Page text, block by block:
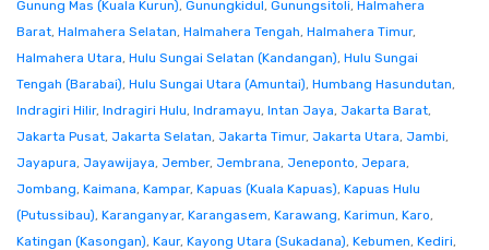
Gunung Mas (Kuala Kurun), Gunungkidul, Gunungsitoli, Halmahera
Barat, Halmahera Selatan, Halmahera Tengah, Halmahera Timur,
Halmahera Utara, Hulu Sungai Selatan (Kandangan), Hulu Sungai
Tengah (Barabai), Hulu Sungai Utara (Amuntai), Humbang Hasundutan,
Indragiri Hilir, Indragiri Hulu, Indramayu, Intan Jaya, Jakarta Barat,
Jakarta Pusat, Jakarta Selatan, Jakarta Timur, Jakarta Utara, Jambi,
Jayapura, Jayawijaya, Jember, Jembrana, Jeneponto, Jepara,
Jombang, Kaimana, Kampar, Kapuas (Kuala Kapuas), Kapuas Hulu
(Putussibau), Karanganyar, Karangasem, Karawang, Karimun, Karo,
Katingan (Kasongan), Kaur, Kayong Utara (Sukadana), Kebumen, Kediri,